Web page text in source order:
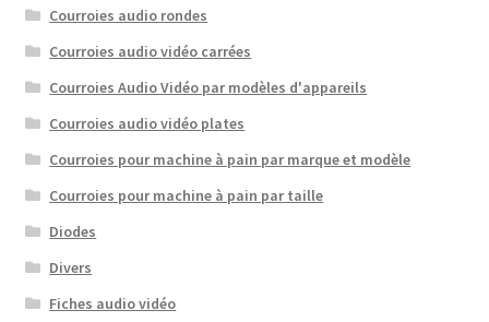
Courroies audio rondes
Courroies audio vidéo carrées
Courroies Audio Vidéo par modèles d'appareils
Courroies audio vidéo plates
Courroies pour machine à pain par marque et modèle
Courroies pour machine à pain par taille
Diodes
Divers
Fiches audio vidéo